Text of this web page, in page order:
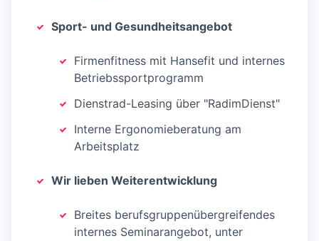
Sport- und Gesundheitsangebot
Firmenfitness mit Hansefit und internes
Betriebssportprogramm
Dienstrad-Leasing über "RadimDienst"
Interne Ergonomieberatung am
Arbeitsplatz
Wir lieben Weiterentwicklung
Breites berufsgruppenübergreifendes
internes Seminarangebot, unter